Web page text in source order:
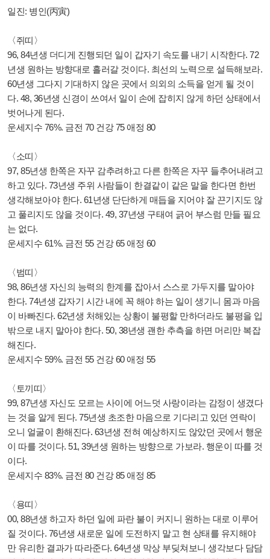
일진: 병인(丙寅)
〈쥐띠〉
96, 84년생 더디게 진행되던 일이 갑자기 속도를 내기 시작한다. 72
년생 원하는 방향대로 흘러갈 것이다. 최선의 노력으로 설득해보라.
60년생 그다지 기대하지 않은 곳에서 의외의 소득을 얻게 될 것이
다. 48, 36년생 신경이 쓰여서 일이 손에 잡히지 않게 하던 상태에서
벗어나게 된다.
운세지수 76%. 금전 70 건강 75 애정 80
〈소띠〉
97, 85년생 한쪽은 자꾸 감추려하고 다른 한쪽은 자꾸 들추어내려고
하고 있다. 73년생 주위 사람들이 한결같이 같은 말을 한다면 한번
생각해보아야 한다. 61년생 단단하게 매듭을 지어야 잘 끈기지도 않
고 풀리지도 않을 것이다. 49, 37년생 구태여 긁어 부스럼 만들 필요
는 없다.
운세지수 61%. 금전 55 건강 65 애정 60
〈범띠〉
98, 86년생 자신의 능력의 한계를 잡아서 스스로 가두지를 말아야
한다. 74년생 갑자기 시간 내에 꼭 해야 하는 일이 생기니 몸과 마음
이 바빠진다. 62년생 처해있는 상황이 불평할 만하더라도 불평을 입
밖으로 내지 말아야 한다. 50, 38년생 괜한 추측을 하면 머리만 복잡
해진다.
운세지수 59%. 금전 55 건강 60 애정 55
〈토끼띠〉
99, 87년생 자신도 모르는 사이에 어느덧 사랑이라는 감정이 생겼다
는 것을 알게 된다. 75년생 초조한 마음으로 기다리고 있던 연락이
오니 얼굴이 환해진다. 63년생 전혀 예상하지도 않았던 곳에서 행운
이 따를 것이다. 51, 39년생 원하는 방향으로 가보라. 행운이 따를 것
이다.
운세지수 83%. 금전 80 건강 85 애정 85
〈용띠〉
00, 88년생 하고자 하던 일에 파란 불이 커지니 원하는 대로 이루어
질 것이다. 76년생 새로운 일에 도전하지 말고 현 상태를 유지해야
만 유리한 결과가 따라준다. 64년생 막상 부딪쳐보니 생각보다 담담